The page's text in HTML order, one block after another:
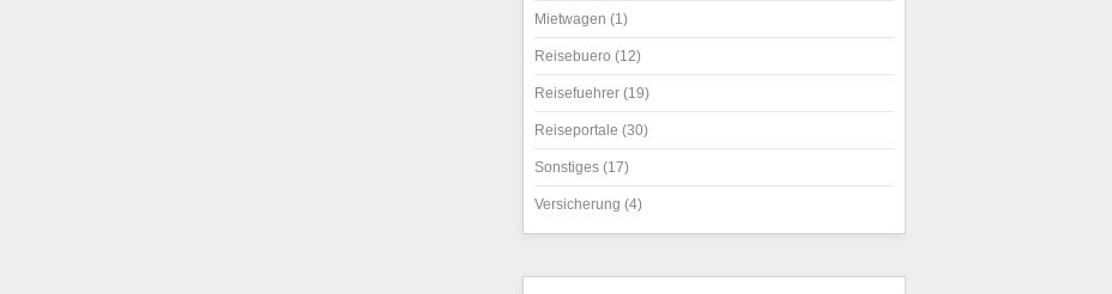
Mietwagen (1)
Reisebuero (12)
Reisefuehrer (19)
Reiseportale (30)
Sonstiges (17)
Versicherung (4)